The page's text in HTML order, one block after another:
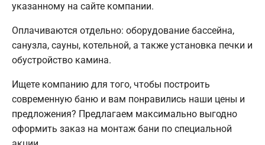
указанному на сайте компании.
Оплачиваются отдельно: оборудование бассейна,
санузла, сауны, котельной, а также установка печки и
обустройство камина.
Ищете компанию для того, чтобы построить
современную баню и вам понравились наши цены и
предложения? Предлагаем максимально выгодно
оформить заказ на монтаж бани по специальной